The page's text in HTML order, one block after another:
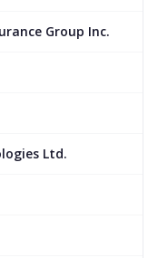
Group Inc.
Ltd.